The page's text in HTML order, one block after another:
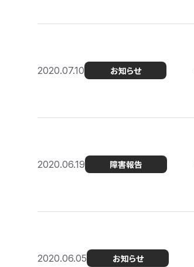
2020.07.10 お知らせ
2020.06.19 障害報告
2020.06.05 お知らせ